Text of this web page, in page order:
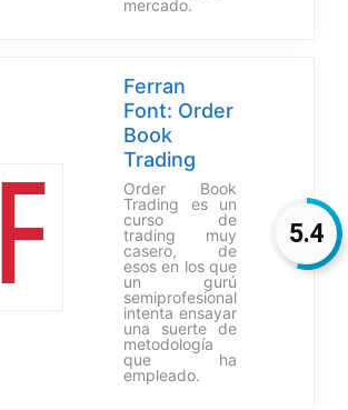
mercado.
Ferran
Font: Order
Book
Trading
Order Book
Trading es un
curso de
trading muy
casero, de
esos en los que
un gurú
semiprofesional
intenta ensayar
una suerte de
metodología
que ha
empleado.
5.4